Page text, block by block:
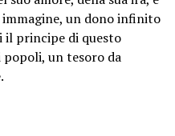
un dono infinito
il principe di questo
un tesoro da